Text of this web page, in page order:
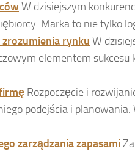
W dzisiejszym
Marka to nie tylko
rynku W
elementem sukcesu
Rozpoczęcie i
podejścia i planowania.
zarządzania zapasami